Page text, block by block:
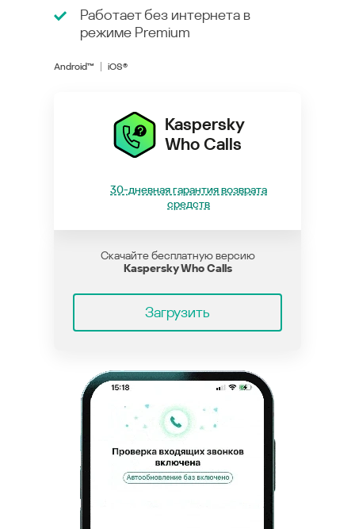
Работает без интернета в
режиме Premium
Android™ iOS®
Kaspersky
Who Calls
30-дневная гарантия возврата
средств
Скачайте бесплатную версию
Kaspersky Who Calls
Загрузить